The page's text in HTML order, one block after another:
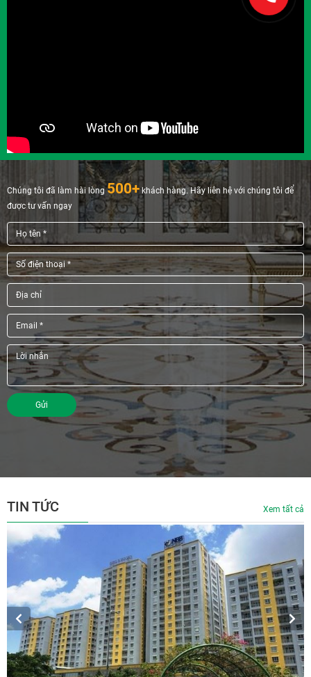
Chúng tôi đã làm hài lòng500+ khách hàng. Hãy liên hệ với chúng tôi để
được tư vấn ngay
Gửi
TIN TỨC Xem tất cả